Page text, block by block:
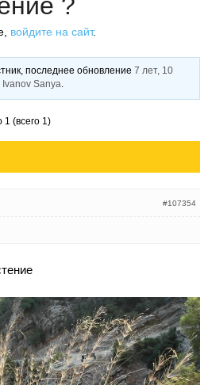
войдите на сайт.
последнее обновление7 лет, 10
Ivanov Sanya.
(всего 1)
#107354